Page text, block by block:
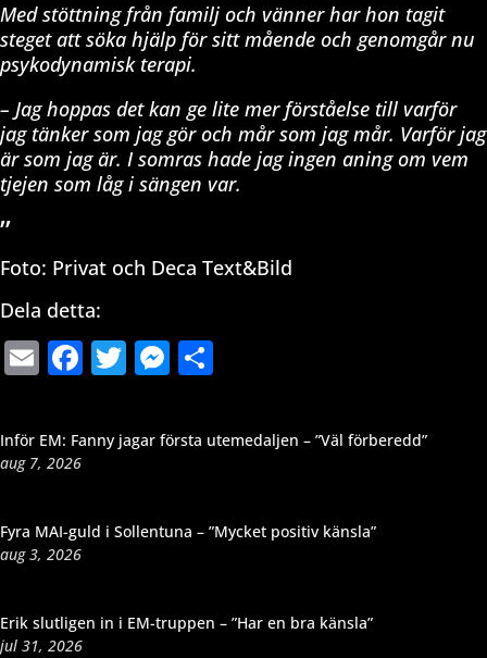
Med stöttning från familj och vänner har hon tagit
steget att söka hjälp för sitt mående och genomgår nu
psykodynamisk terapi.
– Jag hoppas det kan ge lite mer förståelse till varför
jag tänker som jag gör och mår som jag mår. Varför jag
är som jag är. I somras hade jag ingen aning om vem
tjejen som låg i sängen var.
”
Foto: Privat och Deca Text&Bild
Dela detta:
EmailFacebook
TwitterMessenger
Inför EM: Fanny jagar första utemedaljen – ”Väl förberedd”
aug 7, 2026
Fyra MAI-guld i Sollentuna – ”Mycket positiv känsla”
aug 3, 2026
Erik slutligen in i EM-truppen – ”Har en bra känsla”
jul 31, 2026